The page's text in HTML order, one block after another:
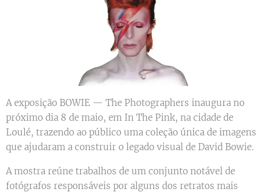
A exposição BOWIE — The Photographers inaugura no
próximo dia 8 de maio, em In The Pink, na cidade de
Loulé, trazendo ao público uma coleção única de imagens
que ajudaram a construir o legado visual de David Bowie.
A mostra reúne trabalhos de um conjunto notável de
fotógrafos responsáveis por alguns dos retratos mais